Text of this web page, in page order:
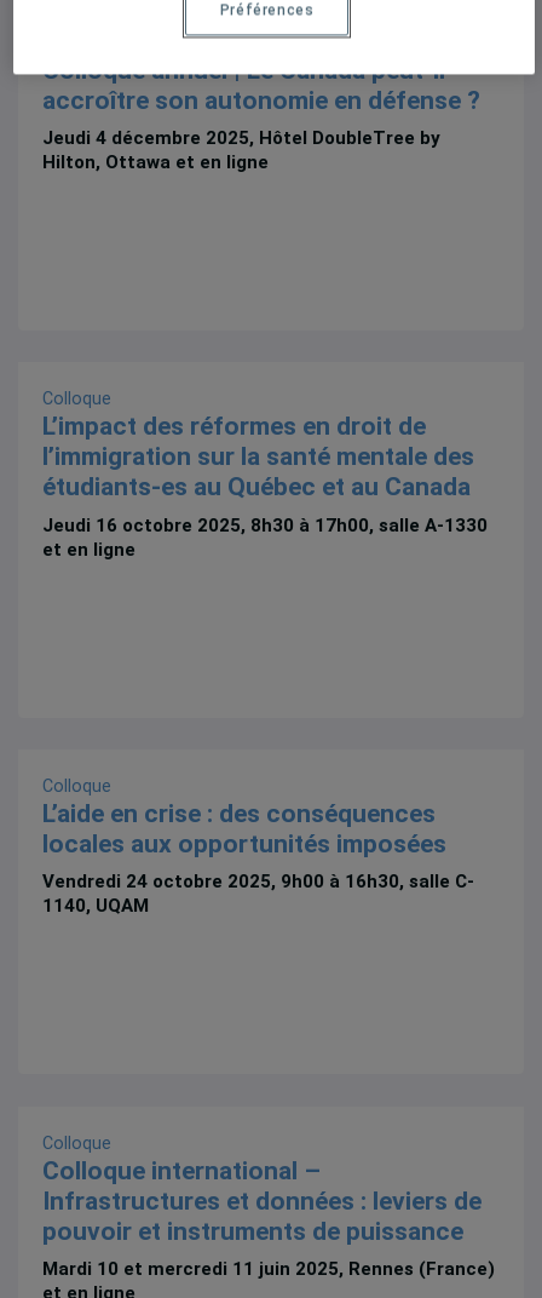
Colloque annuel | Le Canada peut-il
accroître son autonomie en défense ?
Jeudi 4 décembre 2025, Hôtel DoubleTree by
Hilton, Ottawa et en ligne
Colloque
L’impact des réformes en droit de
l’immigration sur la santé mentale des
étudiants-es au Québec et au Canada
Jeudi 16 octobre 2025, 8h30 à 17h00, salle A-1330
et en ligne
Colloque
L’aide en crise : des conséquences
locales aux opportunités imposées
Vendredi 24 octobre 2025, 9h00 à 16h30, salle C-
1140, UQAM
Colloque
Colloque international –
Infrastructures et données : leviers de
pouvoir et instruments de puissance
Mardi 10 et mercredi 11 juin 2025, Rennes (France)
et en ligne
Préférences